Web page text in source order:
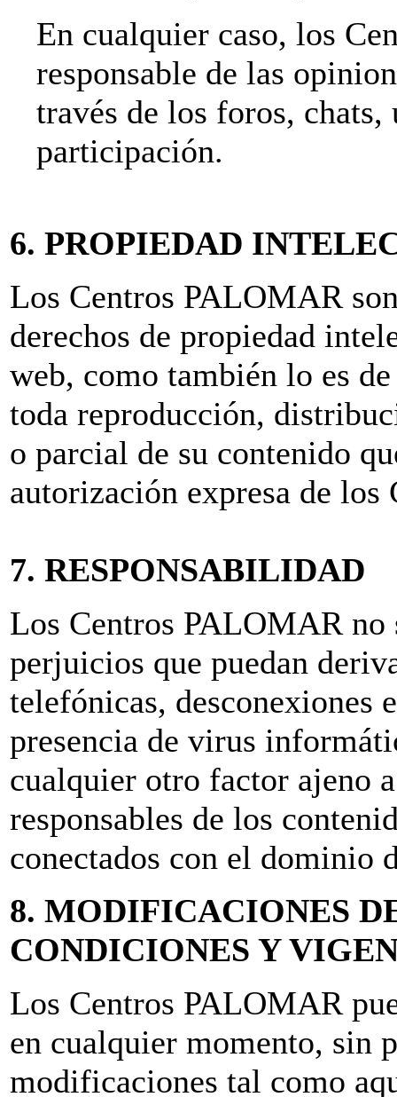
En cualquier caso, los
responsable de las
través de los foros, chats,
participación.
6. PROPIEDAD
Los Centros PALOMAR
derechos de propiedad
web, como también lo es
toda reproducción,
o parcial de su contenido
autorización expresa de
7. RESPONSABILIDAD
Los Centros PALOMAR no
perjuicios que puedan
telefónicas, desconexiones
presencia de virus
cualquier otro factor ajeno
responsables de los
conectados con el dominio
8. MODIFICACIONES
CONDICIONES Y
Los Centros PALOMAR
en cualquier momento, sin
modificaciones tal como